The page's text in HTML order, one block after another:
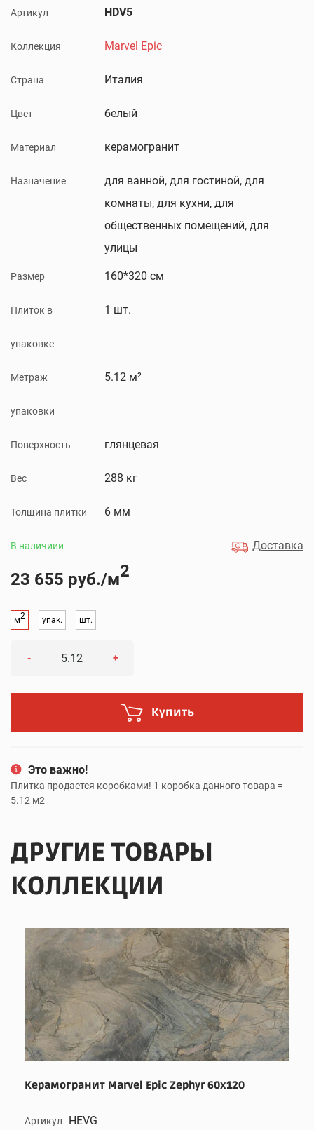
Артикул HDV5
Коллекция Marvel Epic
Страна Италия
Цвет белый
Материал керамогранит
Назначение
для ванной, для гостиной, для
комнаты, для кухни, для
общественных помещений, для
улицы
Размер 160*320 см
Плиток в
упаковке
1 шт.
Метраж
упаковки
5.12 м²
Поверхность глянцевая
Вес 288 кг
Толщина плитки 6 мм
В наличиии Доставка
23 655 руб./м2
м2 упак. шт.
- +
Купить
Это важно!
Плитка продается коробками! 1 коробка данного товара =
5.12 м2
ДРУГИЕ ТОВАРЫ
КОЛЛЕКЦИИ
Керамогранит Marvel Epic Zephyr 60x120
Артикул HEVG